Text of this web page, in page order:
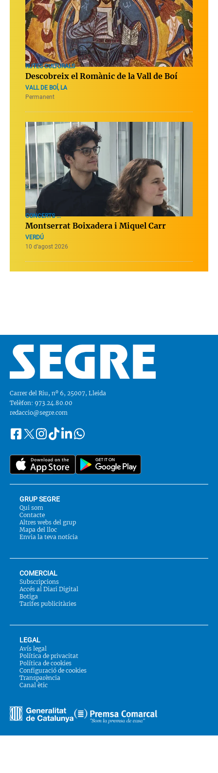
RUTES CULTURALS
Descobreix el Romànic de la Vall de Boí
VALL DE BOÍ, LA
Permanent
CONCERTS ...
Montserrat Boixadera i Miquel Carr
VERDÚ
10 d’agost 2026
Carrer del Riu, nº 6, 25007, Lleida
Telèfon: 973.24.80.00
redaccio@segre.com
Segueix-
a::
FacebookInstagram
TiktokLinkedinWhatsapp
GRUP SEGRE
Qui som
Contacte
Altres webs del grup
Mapa del lloc
Envia la teva notícia
COMERCIAL
Subscripcions
Accés al Diari Digital
Botiga
Tarifes publicitàries
LEGAL
Avís legal
Política de privacitat
Política de cookies
Configuració de cookies
Transparència
Canal ètic